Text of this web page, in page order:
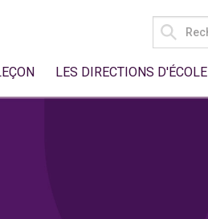
SEARCH
FOR:
LES DIRECTIONS D'ÉCOLE